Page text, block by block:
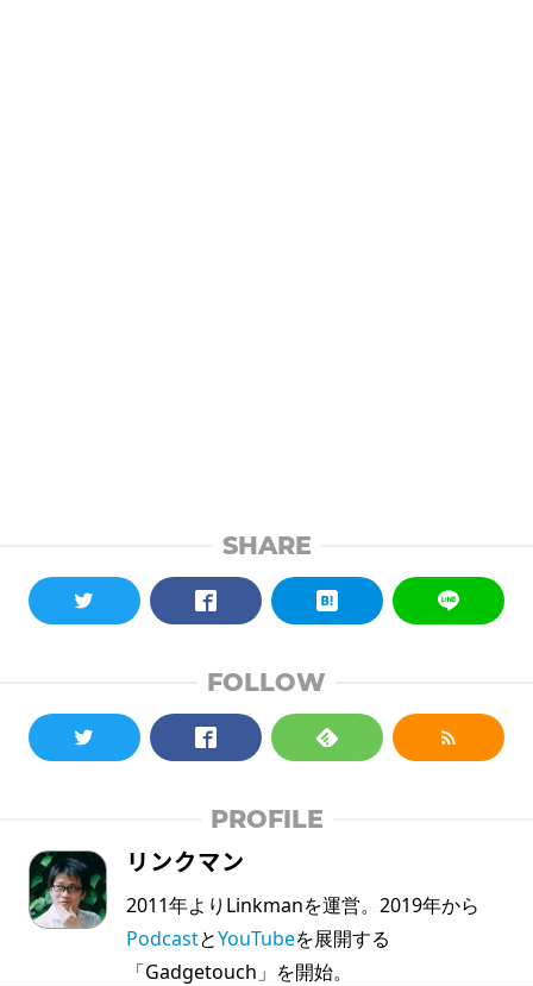
SHARE
FOLLOW
PROFILE
リンクマン
2011年よりLinkmanを運営。2019年から
PodcastとYouTubeを展開する
「Gadgetouch」を開始。